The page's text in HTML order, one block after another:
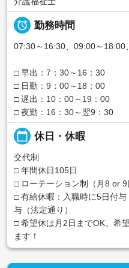
 勤務時間
07:30～16:30、09:00～18:00
□ 早出：7：30～16：30
□ 日勤：9：00～18：00
□ 遅出：10：00～19：00
□ 夜勤：16：30～翌9：30
calendar_today 休日・休暇
交代制
□ 年間休日105日
□ ローテーション制（月8 or 9
□ 有給休暇：入職時に5日付
与（法定通り）
□ 希望休は月2日までOK。希
ます！